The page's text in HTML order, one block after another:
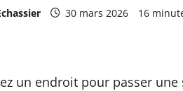
30 mars 2026 16
un endroit pour passer